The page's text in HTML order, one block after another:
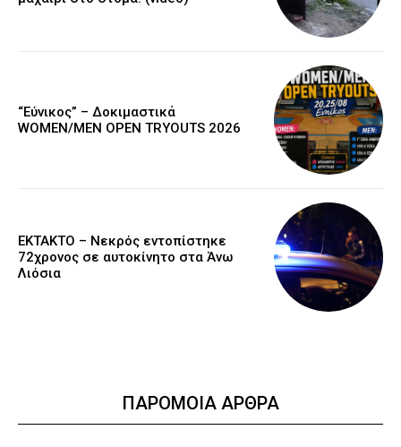
“Εύνικος” – Δοκιμαστικά
WOMEN/MEN OPEN TRYOUTS 2026
EKTAKTO – Νεκρός εντοπίστηκε
72χρονος σε αυτοκίνητο στα Άνω
Λιόσια
ΠΑΡΟΜΟΙΑ ΑΡΘΡΑ